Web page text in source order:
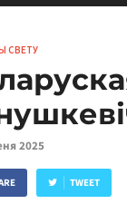
СВЕТУ
2025
TWEET